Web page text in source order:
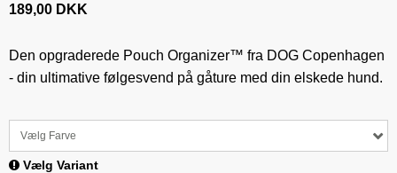
189,00 DKK
Den opgraderede Pouch Organizer™ fra DOG Copenhagen
- din ultimative følgesvend på gåture med din elskede hund.
Vælg Farve
Vælg Variant